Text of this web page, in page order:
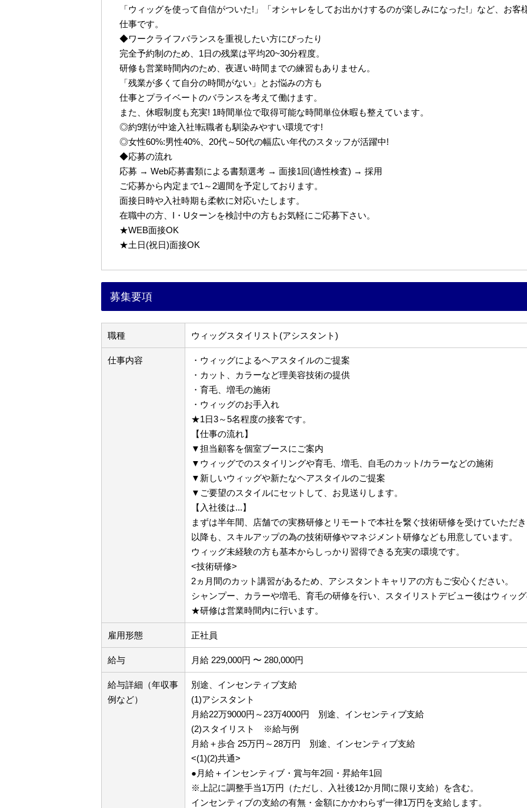
「ウィッグを使って自信がついた!」「オシャレをしてお出かけするのが楽しみになった!」など、お
仕事です。
◆ワークライフバランスを重視したい方にぴったり
完全予約制のため、1日の残業は平均20~30分程度。
研修も営業時間内のため、夜遅い時間までの練習もありません。
「残業が多くて自分の時間がない」とお悩みの方も
仕事とプライベートのバランスを考えて働けます。
また、休暇制度も充実! 1時間単位で取得可能な時間単位休暇も整えています。
◎約9割が中途入社!転職者も馴染みやすい環境です!
◎女性60%:男性40%、20代～50代の幅広い年代のスタッフが活躍中!
◆応募の流れ
応募 → Web応募書類による書類選考 → 面接1回(適性検査) → 採用
ご応募から内定まで1～2週間を予定しております。
面接日時や入社時期も柔軟に対応いたします。
在職中の方、I・Uターンを検討中の方もお気軽にご応募下さい。
★WEB面接OK
★土日(祝日)面接OK
募集要項
職種 ウィッグスタイリスト(アシスタント)
仕事内容
・ウィッグによるヘアスタイルのご提案
・カット、カラーなど理美容技術の提供
・育毛、増毛の施術
・ウィッグのお手入れ
★1日3～5名程度の接客です。
【仕事の流れ】
▼担当顧客を個室ブースにご案内
▼ウィッグでのスタイリングや育毛、増毛、自毛のカット/カラーなどの施術
▼新しいウィッグや新たなヘアスタイルのご提案
▼ご要望のスタイルにセットして、お見送りします。
【入社後は...】
まずは半年間、店舗での実務研修とリモートで本社を繋ぐ技術研修を受けていただ
以降も、スキルアップの為の技術研修やマネジメント研修なども用意しています。
ウィッグ未経験の方も基本からしっかり習得できる充実の環境です。
<技術研修>
2ヵ月間のカット講習があるため、アシスタントキャリアの方もご安心ください。
シャンプー、カラーや増毛、育毛の研修を行い、スタイリストデビュー後はウィッ
★研修は営業時間内に行います。
雇用形態 正社員
給与 月給 229,000円 〜 280,000円
給与詳細（年収事
例など）
別途、インセンティブ支給
(1)アシスタント
月給22万9000円～23万4000円 別途、インセンティブ支給
(2)スタイリスト ※給与例
月給＋歩合 25万円～28万円 別途、インセンティブ支給
<(1)(2)共通>
●月給＋インセンティブ・賞与年2回・昇給年1回
※上記に調整手当1万円（ただし、入社後12か月間に限り支給）を含む。
インセンティブの支給の有無・金額にかかわらず一律1万円を支給します。